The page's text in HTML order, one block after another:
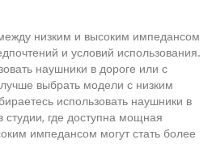
низким и высоким импедансом
и условий использования.
наушники в дороге или с
выбрать модели с низким
использовать наушники в
где доступна мощная
импедансом могут стать более